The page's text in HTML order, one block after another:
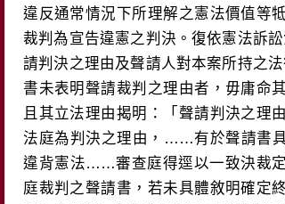
違反通常情況下所理解之憲法價值等
裁判為宣告違憲之判決。復依憲法訴
請判決之理由及聲請人對本案所持之
書未表明聲請裁判之理由者，毋庸命
且其立法理由揭明：「聲請判決之理
法庭為判決之理由，……有於聲請
違背憲法……審查庭得逕以一致決裁
庭裁判之聲請書，若未具體敘明確定